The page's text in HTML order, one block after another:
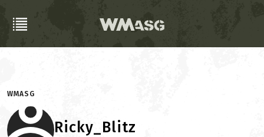
WMASG
Ricky_Blitz